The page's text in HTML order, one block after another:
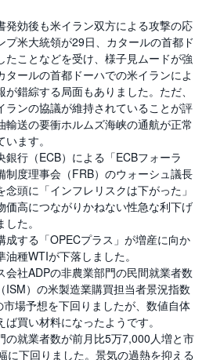
発効後も米イラン双方による攻撃の応
プ米大統領が29日、カタールの首都ド
たことなどを受け、様子見ムードが強
タールの首都ドーハでの米イランによ
錯綜する局面もありました。ただ、
ランの協議が維持されていることが評
送の要衝ホルムズ海峡の通航が正常
ます。
銀行（ECB）による「ECBフォーラ
制度理事会（FRB）のウォーシュ議長
頭に「インフレリスクは下がった」
価高につながりかねない性急な利下げ
た。
成する「OPECプラス」が増産に向か
種WTIが下落しました。
会社ADPの非農業部門の民間就業者数
ISM）の米製造業購買担当者景況指数
市場予想を下回りましたが、数値自体
買い材料になったようです。
の就業者数が前月比5万7,000人増と市
に下回りました。景気の過熱を抑える